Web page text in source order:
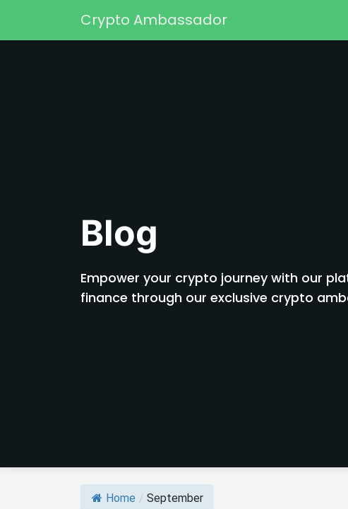
Navegação principal
Crypto Ambassador
Blog
Empower your crypto journey with our
finance through our exclusive crypto
Home / September